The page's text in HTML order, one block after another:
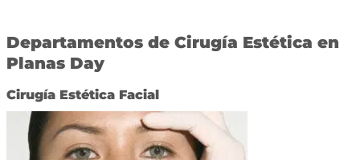
Departamentos de Cirugía Estética en
Planas Day
Cirugía Estética Facial